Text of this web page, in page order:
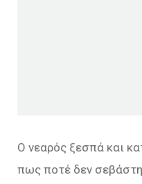
Ο νεαρός ξεσπά και
πως ποτέ δεν